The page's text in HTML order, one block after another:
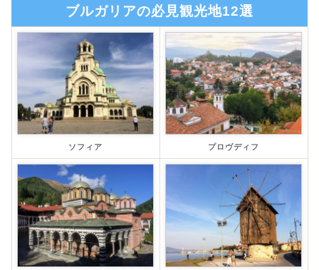
ブルガリアの必見観光地12選
ソフィア プロヴディフ